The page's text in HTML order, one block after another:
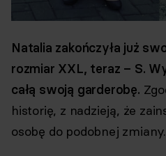
Natalia zakończyła już
rozmiar XXL, teraz – S.
całą swoją garderobę.
historię, z nadzieją, że
osobę do podobnej zmiany.